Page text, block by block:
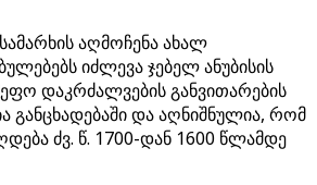
აღმოჩენა ახალ
იძლევა ჯებელ ანუბისის
დაკრძალვების განვითარების
განცხადებაში და აღნიშნულია, რომ
ძვ. წ. 1700-დან 1600 წლამდე